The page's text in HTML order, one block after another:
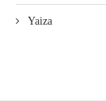
Yaiza